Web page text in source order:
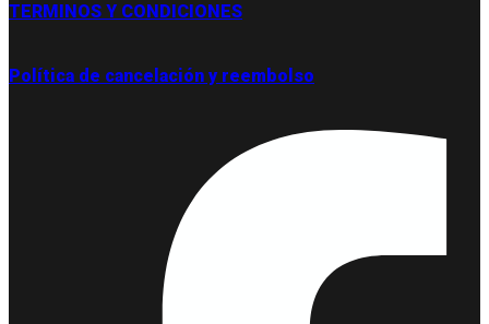
TERMINOS Y CONDICIONES
Política de cancelación y reembolso